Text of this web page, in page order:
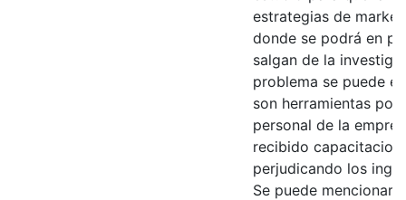
estrategias de
donde se podrá en
salgan de la
problema se puede
son herramientas
personal de la
recibido
perjudicando los
Se puede mencionar